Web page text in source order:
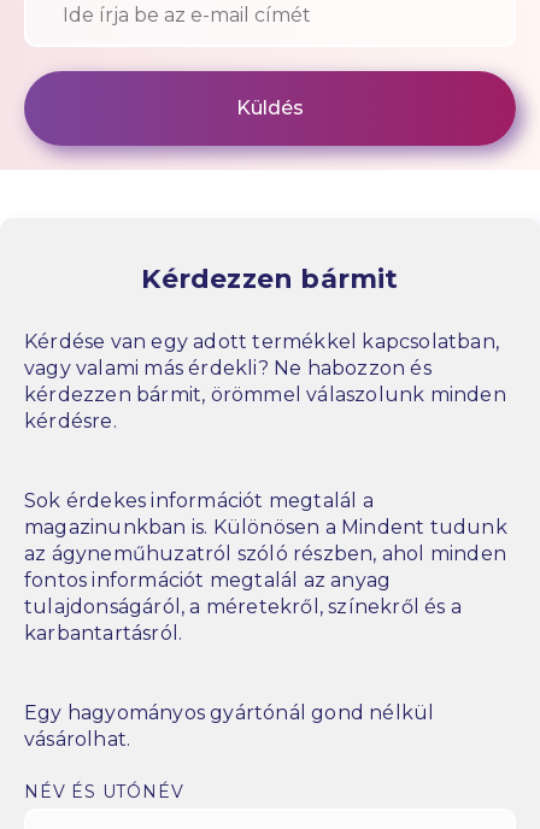
Kérdezzen bármit
Kérdése van egy adott termékkel kapcsolatban,
vagy valami más érdekli? Ne habozzon és
kérdezzen bármit, örömmel válaszolunk minden
kérdésre.
Sok érdekes információt megtalál a
magazinunkban is. Különösen a Mindent tudunk
az ágyneműhuzatról szóló részben, ahol minden
fontos információt megtalál az anyag
tulajdonságáról, a méretekről, színekről és a
karbantartásról.
Egy hagyományos gyártónál gond nélkül
vásárolhat.
NÉV ÉS UTÓNÉV